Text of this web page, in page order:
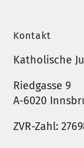
Kontakt
Katholische
Riedgasse 9
A-6020
ZVR-Zahl: